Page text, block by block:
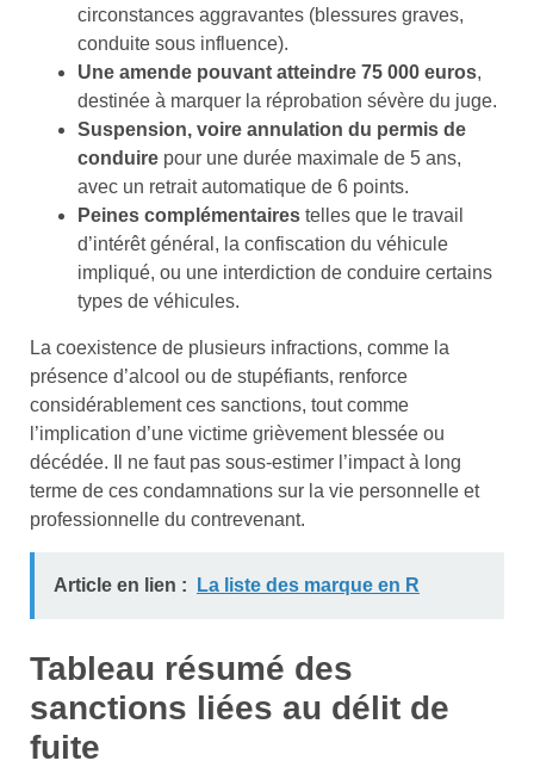
circonstances aggravantes (blessures graves,
conduite sous influence).
Une amende pouvant atteindre 75 000 euros,
destinée à marquer la réprobation sévère du juge.
Suspension, voire annulation du permis de
conduire pour une durée maximale de 5 ans,
avec un retrait automatique de 6 points.
Peines complémentaires telles que le travail
d’intérêt général, la confiscation du véhicule
impliqué, ou une interdiction de conduire certains
types de véhicules.
La coexistence de plusieurs infractions, comme la
présence d’alcool ou de stupéfiants, renforce
considérablement ces sanctions, tout comme
l’implication d’une victime grièvement blessée ou
décédée. Il ne faut pas sous-estimer l’impact à long
terme de ces condamnations sur la vie personnelle et
professionnelle du contrevenant.
Article en lien : La liste des marque en R
Tableau résumé des
sanctions liées au délit de
fuite